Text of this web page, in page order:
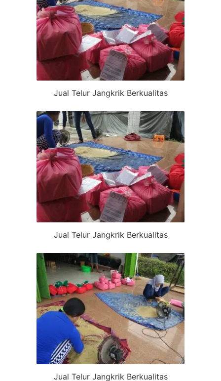
Jual Telur Jangkrik Berkualitas
Jual Telur Jangkrik Berkualitas
Jual Telur Jangkrik Berkualitas